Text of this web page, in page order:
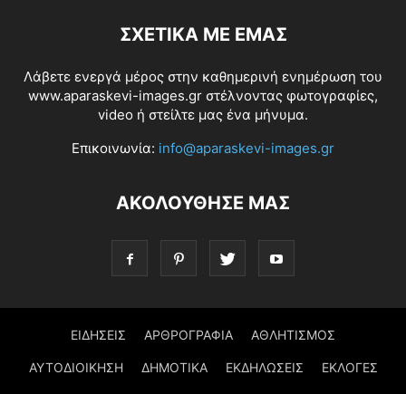
ΣΧΕΤΙΚΆ ΜΕ ΕΜΆΣ
Λάβετε ενεργά μέρος στην καθημερινή ενημέρωση του
www.aparaskevi-images.gr στέλνοντας φωτογραφίες,
video ή στείλτε μας ένα μήνυμα.
Επικοινωνία: info@aparaskevi-images.gr
ΑΚΟΛΟΥΘΗΣΕ ΜΑΣ
ΕΙΔΗΣΕΙΣ ΑΡΘΡΟΓΡΑΦΙΑ ΑΘΛΗΤΙΣΜΟΣ
ΑΥΤΟΔΙΟΙΚΗΣΗ ΔΗΜΟΤΙΚΑ ΕΚΔΗΛΩΣΕΙΣ ΕΚΛΟΓΕΣ